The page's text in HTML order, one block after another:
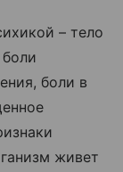
– тело
боли в
живет